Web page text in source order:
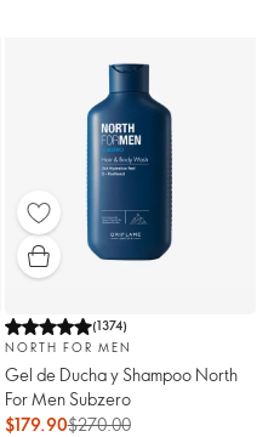
(1374)
NORTH FOR MEN
Gel de Ducha y Shampoo North
For Men Subzero
$179.90$270.00